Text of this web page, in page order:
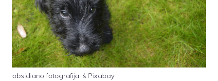
obsidiano fotografija iš Pixabay